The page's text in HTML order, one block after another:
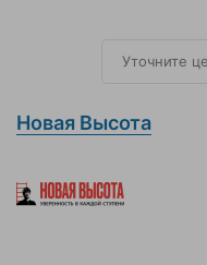
Уточните
Новая Высота